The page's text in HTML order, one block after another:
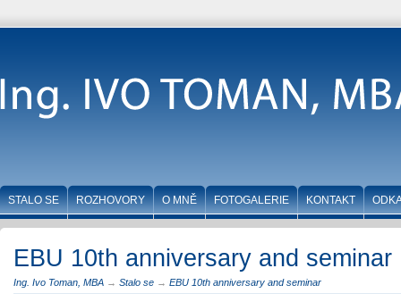
EBU 10th anniversary and seminar
Ing. Ivo Toman, MBA → Stalo se → EBU 10th anniversary and seminar
STALO SE ROZHOVORY O MNĚ FOTOGALERIE KONTAKT